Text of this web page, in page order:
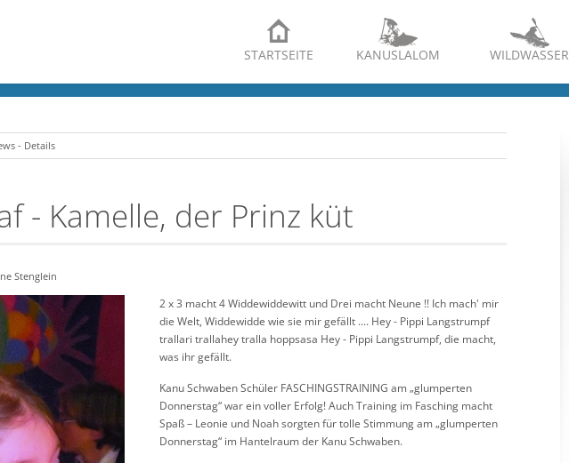
STARTSEITE KANUSLALOM WILDWASSER
- Details
- Kamelle, der Prinz küt
Stenglein
2 x 3 macht 4 Widdewiddewitt und Drei macht Neune !! Ich mach' mir
die Welt, Widdewidde wie sie mir gefällt .... Hey - Pippi Langstrumpf
trallari trallahey tralla hoppsasa Hey - Pippi Langstrumpf, die macht,
was ihr gefällt.
Kanu Schwaben Schüler FASCHINGSTRAINING am „glumperten
Donnerstag“ war ein voller Erfolg! Auch Training im Fasching macht
Spaß – Leonie und Noah sorgten für tolle Stimmung am „glumperten
Donnerstag“ im Hantelraum der Kanu Schwaben.